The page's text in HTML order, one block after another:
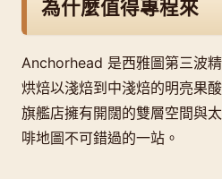
為什麼值得專程來
Anchorhead 是西雅圖第三波
烘焙以淺焙到中淺焙的明亮果
旗艦店擁有開闊的雙層空間與
啡地圖不可錯過的一站。